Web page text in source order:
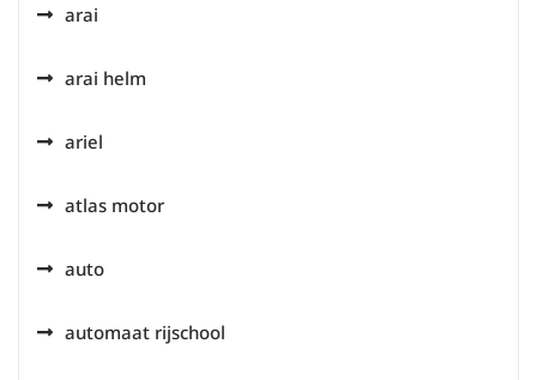
arai
arai helm
ariel
atlas motor
auto
automaat rijschool